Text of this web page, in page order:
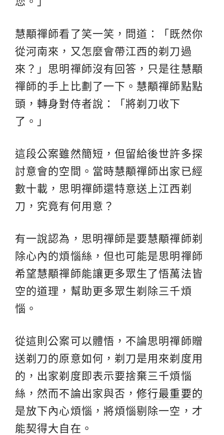
慧顒禪師看了笑一笑，問道：「既然你
從河南來，又怎麼會帶江西的剃刀過
來？」思明禪師沒有回答，只是往慧顒
禪師的手上比劃了一下。慧顒禪師點點
頭，轉身對侍者說：「將剃刀收下
了。」
這段公案雖然簡短，但留給後世許多探
討意會的空間。當時慧顒禪師出家已經
數十載，思明禪師還特意送上江西剃
刀，究竟有何用意？
有一說認為，思明禪師是要慧顒禪師剃
除心內的煩惱絲，但也可能是思明禪師
希望慧顒禪師能讓更多眾生了悟萬法皆
空的道理，幫助更多眾生剃除三千煩
惱。
從這則公案可以體悟，不論思明禪師贈
送剃刀的原意如何，剃刀是用來剃度用
的，出家剃度即表示要捨棄三千煩惱
絲，然而不論出家與否，修行最重要的
是放下內心煩惱，將煩惱剔除一空，才
能契得大自在。